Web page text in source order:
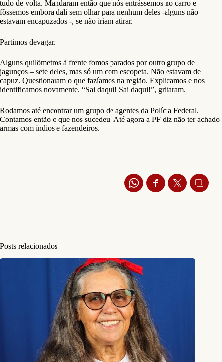
tudo de volta. Mandaram então que nós entrássemos no carro e
fôssemos embora dali sem olhar para nenhum deles -alguns não
estavam encapuzados -, se não iriam atirar.
Partimos devagar.
Alguns quilômetros à frente fomos parados por outro grupo de
jagunços – sete deles, mas só um com escopeta. Não estavam de
capuz. Questionaram o que fazíamos na região. Explicamos e nos
identificamos novamente. “Sai daqui! Sai daqui!”, gritaram.
Rodamos até encontrar um grupo de agentes da Polícia Federal.
Contamos então o que nos sucedeu. Até agora a PF diz não ter achado
armas com índios e fazendeiros.
Posts relacionados